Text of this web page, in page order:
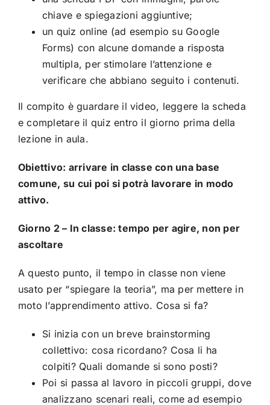
chiave e spiegazioni aggiuntive;
un quiz online (ad esempio su Google
Forms) con alcune domande a risposta
multipla, per stimolare l’attenzione e
verificare che abbiano seguito i contenuti.
Il compito è guardare il video, leggere la scheda
e completare il quiz entro il giorno prima della
lezione in aula.
Obiettivo: arrivare in classe con una base
comune, su cui poi si potrà lavorare in modo
attivo.
Giorno 2 – In classe: tempo per agire, non per
ascoltare
A questo punto, il tempo in classe non viene
usato per “spiegare la teoria”, ma per mettere in
moto l’apprendimento attivo. Cosa si fa?
Si inizia con un breve brainstorming
collettivo: cosa ricordano? Cosa li ha
colpiti? Quali domande si sono posti?
Poi si passa al lavoro in piccoli gruppi, dove
analizzano scenari reali, come ad esempio